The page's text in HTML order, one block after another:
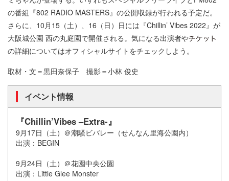
の番組『802 RADIO MASTERS』の公開収録が行われる予定だ。
さらに、10月15（土）、16（日）日には『Chillin’ Vibes 2022』が
大阪城公園 西の丸庭園で開催される。気になる出演者や
の詳細についてはオフィシャルサイトをチェックしよう。
取材・文＝黒田奈保子 撮影＝小林 俊史
イベント情報
『Chillin’Vibes –Extra-』
9月17日（土）＠潮騒ビバレー（せんなん里海公園内）
出演：BEGIN
9月24日（土）＠花園中央公園
出演：Little Glee Monster